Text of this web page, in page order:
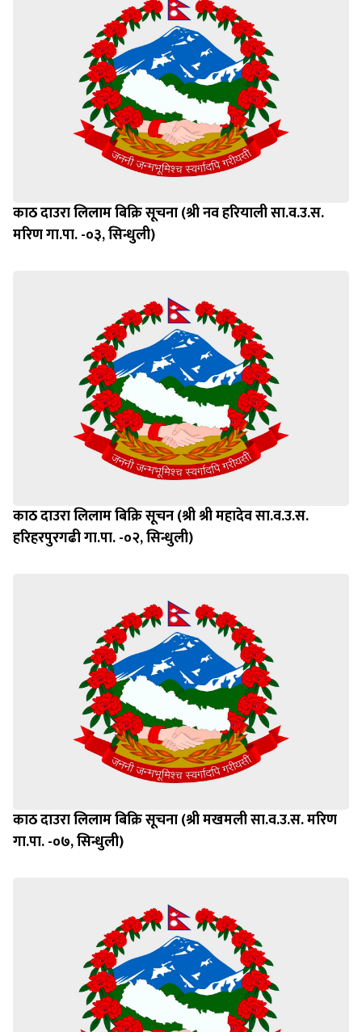
काठ दाउरा लिलाम बिक्रि सूचना (श्री नव हरियाली सा.व.उ.स.
मरिण गा.पा. -०३, सिन्धुली)
काठ दाउरा लिलाम बिक्रि सूचन (श्री श्री महादेव सा.व.उ.स.
हरिहरपुरगढी गा.पा. -०२, सिन्धुली)
काठ दाउरा लिलाम बिक्रि सूचना (श्री मखमली सा.व.उ.स. मरिण
गा.पा. -०७, सिन्धुली)